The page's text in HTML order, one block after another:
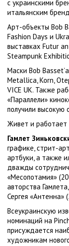
с украинскими
итальянским
Арт-объекты Bob
Fashion Days и
выставках Futur
Steampunk
Маски Bob
Metallica, Korn,
VICE UK. Также
«Параллели»
получили высокую
Живет и работает
Гамлет
графике, стрит-
артбуки, а также
дважды
«Месопотамия»
авторства
Сергея «Антенна»
Всеукраинскую
номинаций на
присуждается
художникам